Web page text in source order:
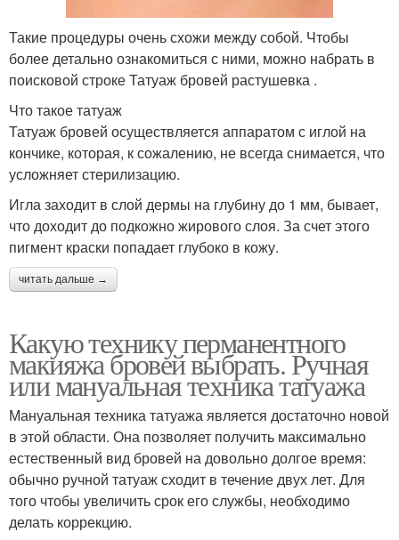
Такие процедуры очень схожи между собой. Чтобы
более детально ознакомиться с ними, можно набрать в
поисковой строке Татуаж бровей растушевка .
Что такое татуаж
Татуаж бровей осуществляется аппаратом с иглой на
кончике, которая, к сожалению, не всегда снимается, что
усложняет стерилизацию.
Игла заходит в слой дермы на глубину до 1 мм, бывает,
что доходит до подкожно жирового слоя. За счет этого
пигмент краски попадает глубоко в кожу.
читать дальше →
Какую технику перманентного
макияжа бровей выбрать. Ручная
или мануальная техника татуажа
Мануальная техника татуажа является достаточно новой
в этой области. Она позволяет получить максимально
естественный вид бровей на довольно долгое время:
обычно ручной татуаж сходит в течение двух лет. Для
того чтобы увеличить срок его службы, необходимо
делать коррекцию.